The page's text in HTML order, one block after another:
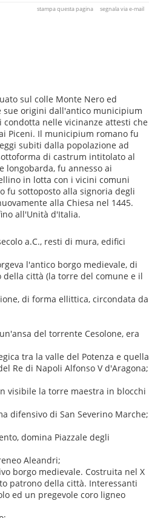
stampa questa pagina segnala via e-mail
sul colle Monte Nero ed
sue origini dall'antico municipium
nelle vicinanze attesti che
Piceni. Il municipium romano fu
subiti dalla popolazione ad
di castrum intitolato al
longobarda, fu annesso ai
in lotta con i vicini comuni
fu sottoposto alla signoria degli
alla Chiesa nel 1445.
all'Unità d'Italia.
a.C., resti di mura, edifici
l'antico borgo medievale, di
città (la torre del comune e il
di forma ellittica, circondata da
del torrente Cesolone, era
tra la valle del Potenza e quella
Re di Napoli Alfonso V d'Aragona;
visibile la torre maestra in blocchi
difensivo di San Severino Marche;
domina Piazzale degli
Aleandri;
borgo medievale. Costruita nel X
patrono della città. Interessanti
ed un pregevole coro ligneo